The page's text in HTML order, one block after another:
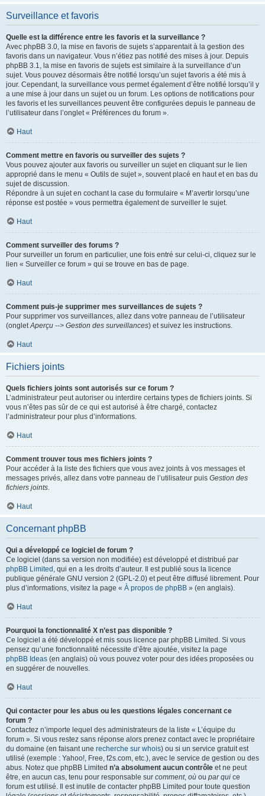
Surveillance et favoris
Quelle est la différence entre les favoris et la surveillance ?
Avec phpBB 3.0, la mise en favoris de sujets s’apparentait à la gestion des
favoris dans un navigateur. Vous n’étiez pas notifié des mises à jour. Depuis
phpBB 3.1, la mise en favoris de sujets est similaire à la surveillance d’un
sujet. Vous pouvez désormais être notifié lorsqu’un sujet favoris a été mis à
jour. Cependant, la surveillance vous permet également d’être notifié lorsqu’il y
a une mise à jour dans un sujet ou un forum. Les options de notifications pour
les favoris et les surveillances peuvent être configurées depuis le panneau de
l’utilisateur dans l’onglet « Préférences du forum ».
Haut
Comment mettre en favoris ou surveiller des sujets ?
Vous pouvez ajouter aux favoris ou surveiller un sujet en cliquant sur le lien
approprié dans le menu « Outils de sujet », souvent placé en haut et en bas du
sujet de discussion.
Répondre à un sujet en cochant la case du formulaire « M’avertir lorsqu’une
réponse est postée » vous permettra également de surveiller le sujet.
Haut
Comment surveiller des forums ?
Pour surveiller un forum en particulier, une fois entré sur celui-ci, cliquez sur le
lien « Surveiller ce forum » qui se trouve en bas de page.
Haut
Comment puis-je supprimer mes surveillances de sujets ?
Pour supprimer vos surveillances, allez dans votre panneau de l’utilisateur
(ongletAperçu --> Gestion des surveillances) et suivez les instructions.
Haut
Fichiers joints
Quels fichiers joints sont autorisés sur ce forum ?
L’administrateur peut autoriser ou interdire certains types de fichiers joints. Si
vous n’êtes pas sûr de ce qui est autorisé à être chargé, contactez
l’administrateur pour plus d’informations.
Haut
Comment trouver tous mes fichiers joints ?
Pour accéder à la liste des fichiers que vous avez joints à vos messages et
messages privés, allez dans votre panneau de l’utilisateur puis Gestion des
fichiers joints.
Haut
Concernant phpBB
Qui a développé ce logiciel de forum ?
Ce logiciel (dans sa version non modifiée) est développé et distribué par
phpBB Limited , qui en a les droits d’auteur. Il est publié sous la licence
publique générale GNU version 2 (GPL-2.0) et peut être diffusé librement. Pour
plus d’informations, visitez la page « À propos de phpBB » (en anglais).
Haut
Pourquoi la fonctionnalité X n’est pas disponible ?
Ce logiciel a été développé et mis sous licence par phpBB Limited. Si vous
pensez qu’une fonctionnalité nécessite d’être ajoutée, visitez la page
phpBB Ideas (en anglais) où vous pouvez voter pour des idées proposées ou
en suggérer de nouvelles.
Haut
Qui contacter pour les abus ou les questions légales concernant ce
forum ?
Contactez n’importe lequel des administrateurs de la liste « L’équipe du
forum ». Si vous restez sans réponse alors prenez contact avec le propriétaire
du domaine (en faisant une recherche sur whois) ou si un service gratuit est
utilisé (exemple : Yahoo!, Free, f2s.com, etc.), avec le service de gestion ou des
abus. Notez que phpBB Limited n’a absolument aucun contrôle et ne peut
être, en aucun cas, tenu pour responsable sur comment, où ou par qui ce
forum est utilisé. Il est inutile de contacter phpBB Limited pour toute question